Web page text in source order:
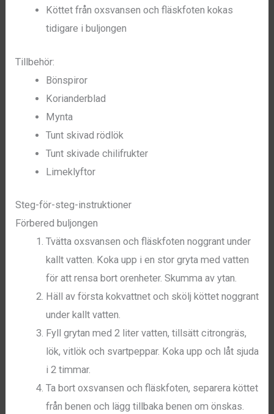
Köttet från oxsvansen och fläskfoten kokas
tidigare i buljongen
Tillbehör:
Bönspiror
Korianderblad
Mynta
Tunt skivad rödlök
Tunt skivade chilifrukter
Limeklyftor
Steg-för-steg-instruktioner
Förbered buljongen
Tvätta oxsvansen och fläskfoten noggrant under
kallt vatten. Koka upp i en stor gryta med vatten
för att rensa bort orenheter. Skumma av ytan.
Häll av första kokvattnet och skölj köttet noggrant
under kallt vatten.
Fyll grytan med 2 liter vatten, tillsätt citrongräs,
lök, vitlök och svartpeppar. Koka upp och låt sjuda
i 2 timmar.
Ta bort oxsvansen och fläskfoten, separera köttet
från benen och lägg tillbaka benen om önskas.